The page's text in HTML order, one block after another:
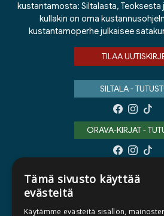
kustantamosta: Siltalasta, Teoksesta
kullakin on oma
kustantamoperhe julkaisee
TILAA
SILTALA -
ORAVA-KIRJAT -
Tämä sivusto käyttää
evästeitä
Käytämme evästeitä sisällön,